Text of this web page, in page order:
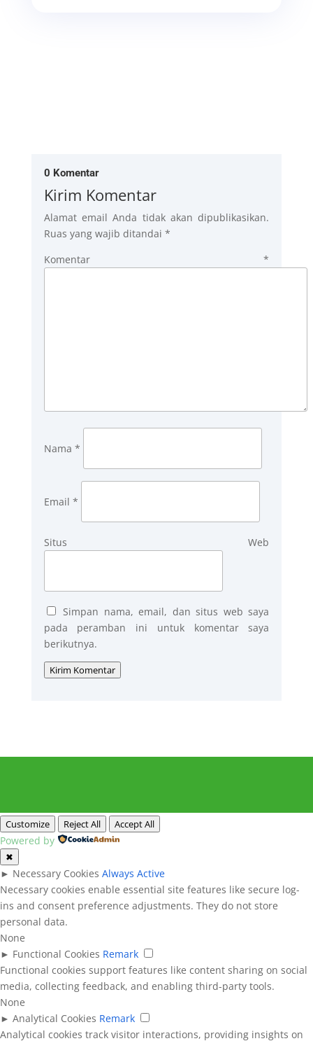
0 Komentar
Kirim Komentar
Alamat email Anda tidak akan dipublikasikan.
Ruas yang wajib ditandai *
Komentar*
Nama *
Email *
Situs Web
Simpan nama, email, dan situs web saya
pada peramban ini untuk komentar saya
berikutnya.
Kirim Komentar
Customize Reject All Accept All
Powered by
✖
► Necessary Cookies Always Active
Necessary cookies enable essential site features like secure log-
ins and consent preference adjustments. They do not store
personal data.
None
► Functional Cookies Remark
Functional cookies support features like content sharing on social
media, collecting feedback, and enabling third-party tools.
None
► Analytical Cookies Remark
Analytical cookies track visitor interactions, providing insights on